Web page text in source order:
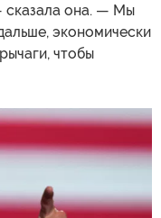
сказала она. — Мы
экономически
чтобы